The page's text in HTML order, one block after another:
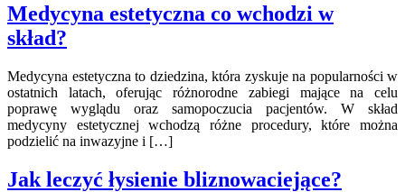
Medycyna estetyczna co wchodzi w
skład?
Medycyna estetyczna to dziedzina, która zyskuje na popularności w
ostatnich latach, oferując różnorodne zabiegi mające na celu
poprawę wyglądu oraz samopoczucia pacjentów. W skład
medycyny estetycznej wchodzą różne procedury, które można
podzielić na inwazyjne i […]
Jak leczyć łysienie bliznowaciejące?